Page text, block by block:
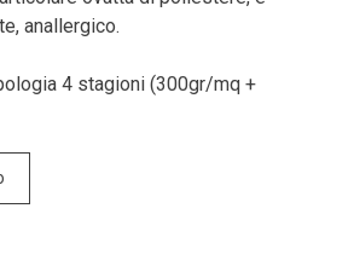
anallergico.
4 stagioni (300gr/mq +